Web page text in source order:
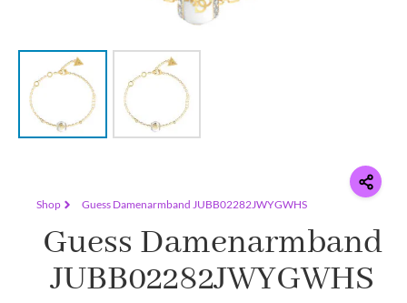
Shop Guess Damenarmband JUBB02282JWYGWHS
Guess Damenarmband
JUBB02282JWYGWHS